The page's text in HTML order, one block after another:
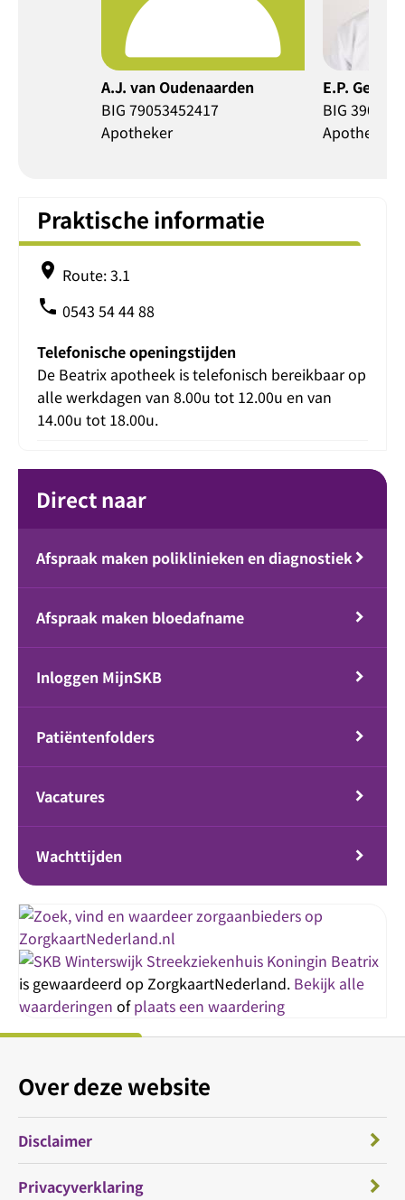
E.P.
BIG
Apotheker
A.J. van Oudenaarden
BIG 79053452417
Apotheker
Praktische informatie
place Route: 3.1
phone 0543 54 44 88
Telefonische openingstijden
De Beatrix apotheek is telefonisch bereikbaar op
alle werkdagen van 8.00u tot 12.00u en van
14.00u tot 18.00u.
Direct naar
Afspraak maken poliklinieken en diagnostiek
Afspraak maken bloedafname
Inloggen MijnSKB
Patiëntenfolders
Vacatures
Wachttijden
Streekziekenhuis Koningin Beatrix
is gewaardeerd op ZorgkaartNederland. Bekijk alle
waarderingen ofplaats een waardering
Over deze website
Disclaimer
Privacyverklaring